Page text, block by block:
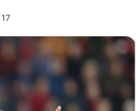
17